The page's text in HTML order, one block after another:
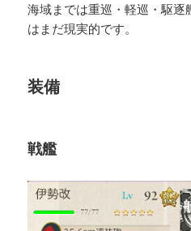
海域までは重巡・軽巡・駆逐
はまだ現実的です。
装備
戦艦